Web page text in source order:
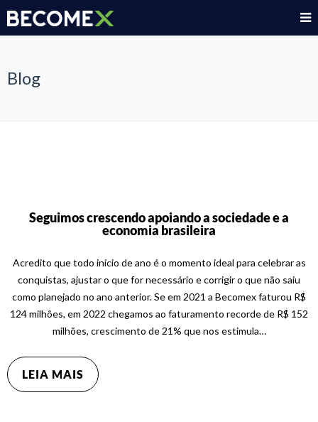
Blog
Seguimos crescendo apoiando a sociedade e a
economia brasileira
Acredito que todo início de ano é o momento ideal para celebrar as
conquistas, ajustar o que for necessário e corrigir o que não saiu
como planejado no ano anterior. Se em 2021 a Becomex faturou R$
124 milhões, em 2022 chegamos ao faturamento recorde de R$ 152
milhões, crescimento de 21% que nos estimula…
LEIA MAIS